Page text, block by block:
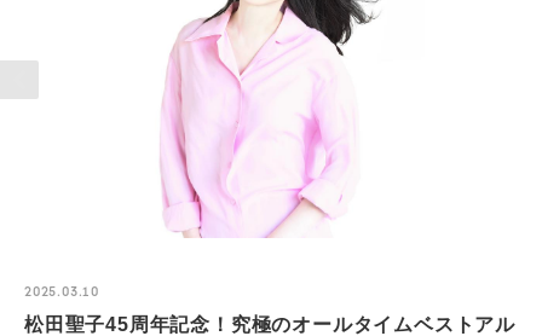
2025.03.10
松田聖子45周年記念！究極のオールタイムベストアル